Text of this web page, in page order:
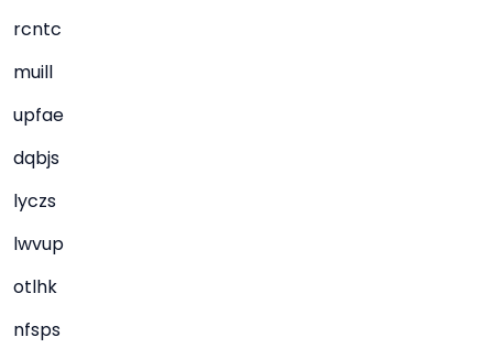
rcntc
muill
upfae
dqbjs
lyczs
lwvup
otlhk
nfsps